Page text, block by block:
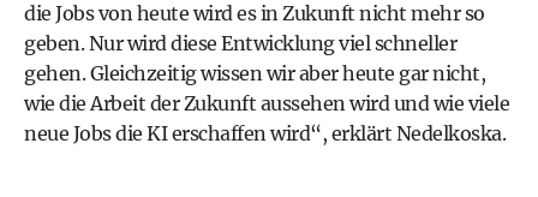
die Jobs von heute wird es in Zukunft nicht mehr so
geben. Nur wird diese Entwicklung viel schneller
gehen. Gleichzeitig wissen wir aber heute gar nicht,
wie die Arbeit der Zukunft ausse­hen wird und wie viele
neue Jobs die KI erschaffen wird“, erklärt Nedelkoska.